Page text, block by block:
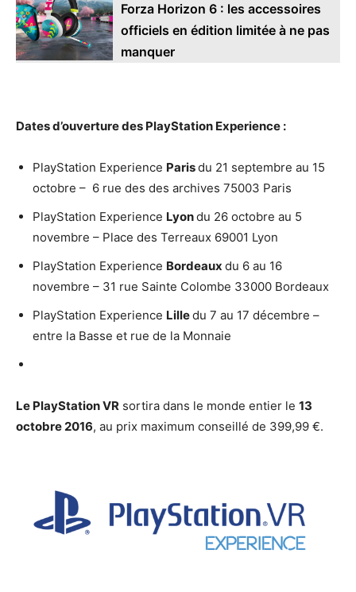
Forza Horizon 6 : les accessoires
officiels en édition limitée à ne pas
manquer
Dates d’ouverture des PlayStation Experience :
PlayStation Experience Parisdu 21 septembre au 15
octobre – 6 rue des des archives 75003 Paris
PlayStation Experience Lyondu 26 octobre au 5
novembre – Place des Terreaux 69001 Lyon
PlayStation Experience Bordeaux du 6 au 16
novembre – 31 rue Sainte Colombe 33000 Bordeaux
PlayStation Experience Lilledu 7 au 17 décembre –
entre la Basse et rue de la Monnaie
Le PlayStation VR sortira dans le monde entier le 13
octobre 2016, au prix maximum conseillé de 399,99 €.